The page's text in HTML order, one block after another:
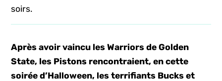
soirs.
Après avoir vaincu les Warriors de Golden
State, les Pistons rencontraient, en cette
soirée d’Halloween, les terrifiants Bucks et